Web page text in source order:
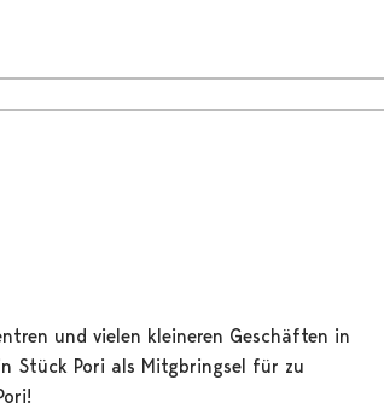
und vielen kleineren Geschäften in
Stück Pori als Mitgbringsel für zu